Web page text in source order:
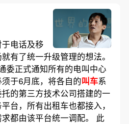
电话及移
有了统一升级管理的想法。
委正式通知所有的电叫中心
于6月底，将各自的叫车系
的第三方技术公司搭建的一
台，所有出租车也都接入，
都由该平台统一调配。 此